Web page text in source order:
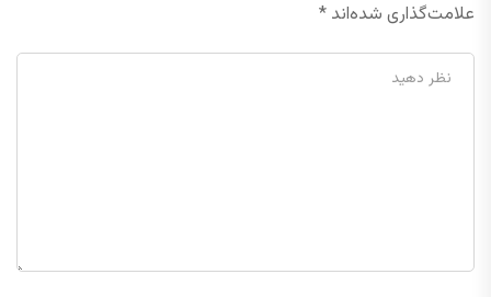
علامت‌گذاری شده‌اند *